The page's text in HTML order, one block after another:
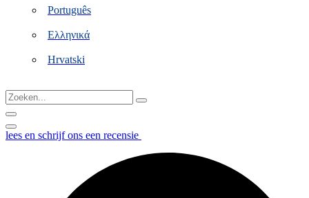
Português
Ελληνικά
Hrvatski
Zoeken...
lees en schrijf ons een recensie